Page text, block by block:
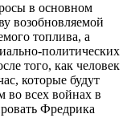
в основном
возобновляемой
топлива, а
политических
того, как человек
которые будут
во всех войнах в
Фредрика